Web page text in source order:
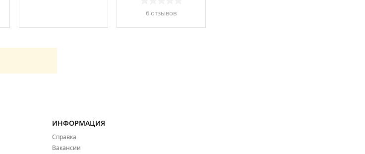
6 отзывов
ИНФОРМАЦИЯ
Справка
Вакансии